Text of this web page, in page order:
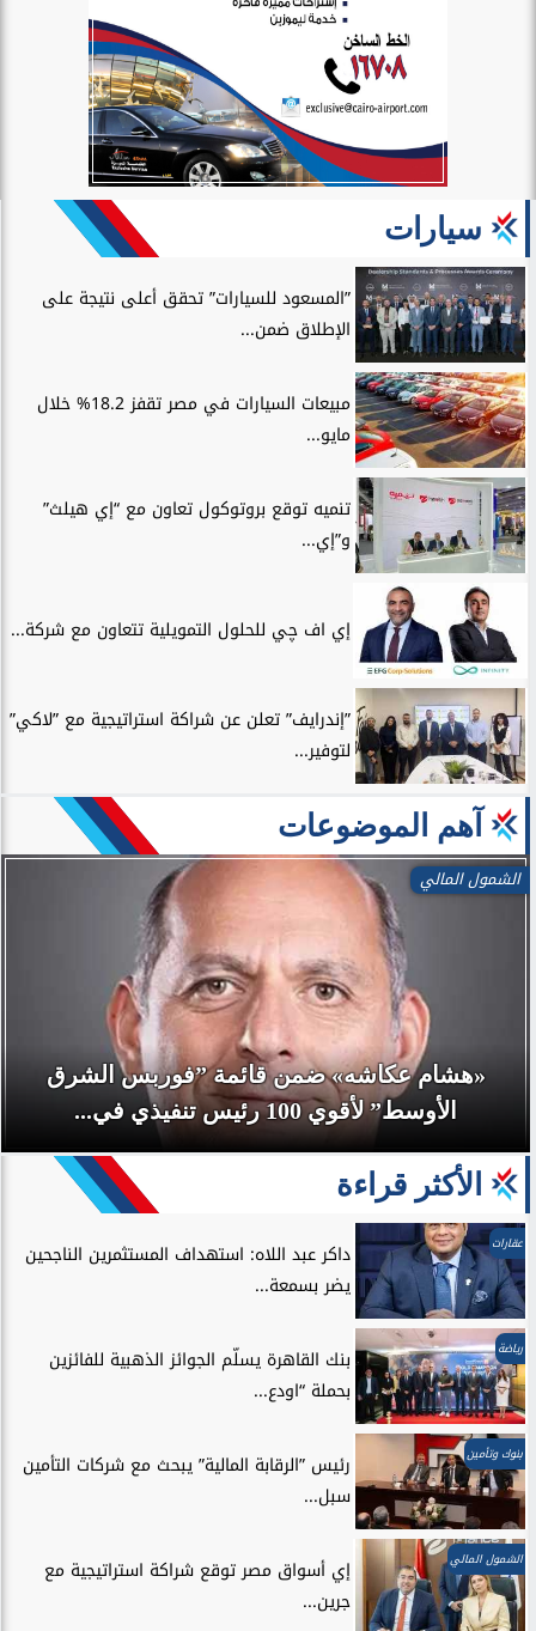
سيارات
”المسعود للسيارات” تحقق أعلى نتيجة على
الإطلاق ضمن...
مبيعات السيارات في مصر تقفز 18.2% خلال
مايو...
تنميه توقع بروتوكول تعاون مع “إي هيلث”
و”إي...
إي اف چي للحلول التمويلية تتعاون مع شركة...
”إندرايف” تعلن عن شراكة استراتيجية مع ”لاكي”
لتوفير...
آهم الموضوعات
الشمول المالي
«هشام عكاشه» ضمن قائمة ”فوربس الشرق
الأوسط” لأقوي 100 رئيس تنفيذي في...
الأكثر قراءة
عقارات
داكر عبد اللاه: استهداف المستثمرين الناجحين
يضر بسمعة...
رياضة
بنك القاهرة يسلّم الجوائز الذهبية للفائزين
بحملة “اودع...
بنوك وتأمين
رئيس ”الرقابة المالية” يبحث مع شركات التأمين
سبل...
الشمول المالي
إي أسواق مصر توقع شراكة استراتيجية مع
جرين...